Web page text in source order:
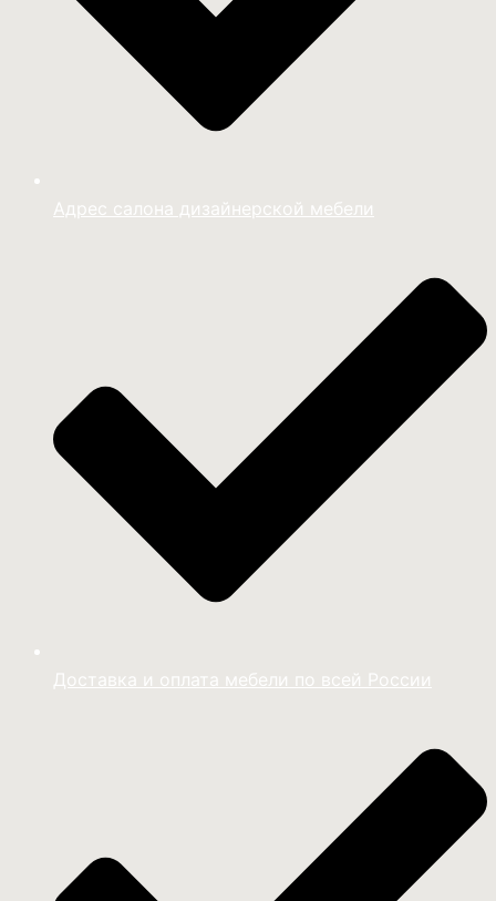
Адрес салона дизайнерской мебели
Доставка и оплата мебели по всей России